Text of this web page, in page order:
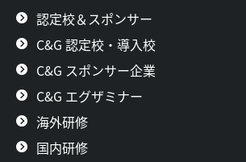
認定校＆スポンサー
C&G 認定校・導入校
C&G スポンサー企業
C&G エグザミナー
海外研修
国内研修